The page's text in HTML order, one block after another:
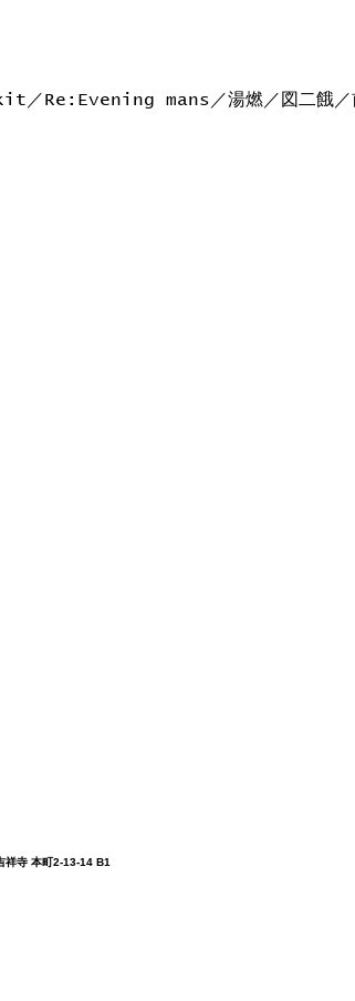
／Re:Evening mans／湯燃／図二餓／
祥寺 本町2-13-14 B1